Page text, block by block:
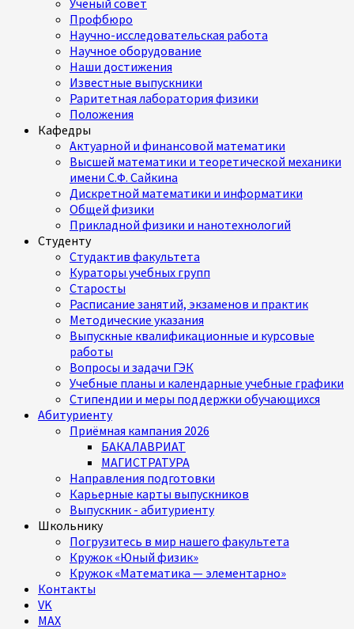
Ученый совет
Профбюро
Научно-исследовательская работа
Научное оборудование
Наши достижения
Известные выпускники
Раритетная лаборатория физики
Положения
Кафедры
Актуарной и финансовой математики
Высшей математики и теоретической механики
имени С.Ф. Сайкина
Дискретной математики и информатики
Общей физики
Прикладной физики и нанотехнологий
Студенту
Студактив факультета
Кураторы учебных групп
Старосты
Расписание занятий, экзаменов и практик
Методические указания
Выпускные квалификационные и курсовые
работы
Вопросы и задачи ГЭК
Учебные планы и календарные учебные графики
Стипендии и меры поддержки обучающихся
Абитуриенту
Приёмная кампания 2026
БАКАЛАВРИАТ
МАГИСТРАТУРА
Направления подготовки
Карьерные карты выпускников
Выпускник - абитуриенту
Школьнику
Погрузитесь в мир нашего факультета
Кружок «Юный физик»
Кружок «Математика — элементарно»
Контакты
VK
MAX